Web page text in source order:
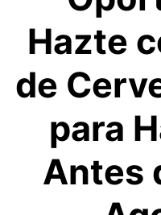
Hazte
de
para
Antes